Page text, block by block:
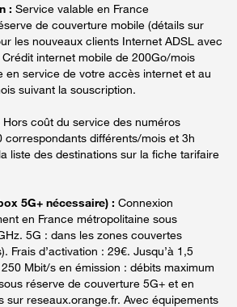
: Service valable en France
de couverture mobile (détails sur
les nouveaux clients Internet ADSL avec
internet mobile de 200Go/mois
en service de votre accès internet et au
suivant la souscription.
Hors coût du service des numéros
correspondants différents/mois et 3h
liste des destinations sur la fiche tarifaire
5G+ nécessaire) : Connexion
en France métropolitaine sous
5G : dans les zones couvertes
Frais d’activation : 29€. Jusqu’à 1,5
Mbit/s en émission : débits maximum
réserve de couverture 5G+ et en
sur reseaux.orange.fr. Avec équipements